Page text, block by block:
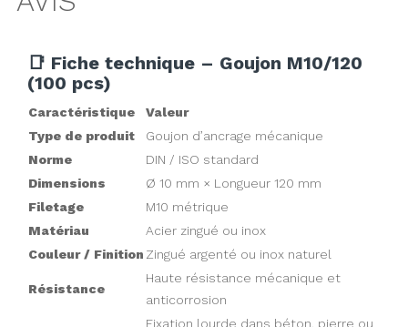
📑 Fiche technique – Goujon M10/120
(100 pcs)
Caractéristique
Valeur
Type de produit
Goujon d’ancrage mécanique
Norme
DIN / ISO standard
Dimensions
Ø 10 mm × Longueur 120 mm
Filetage
M10 métrique
Matériau
Acier zingué ou inox
Couleur / Finition Zingué argenté ou inox naturel
Résistance
Haute résistance mécanique et
anticorrosion
Fixation lourde dans béton, pierre ou